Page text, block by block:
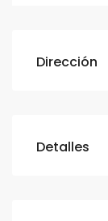
Dirección
Detalles